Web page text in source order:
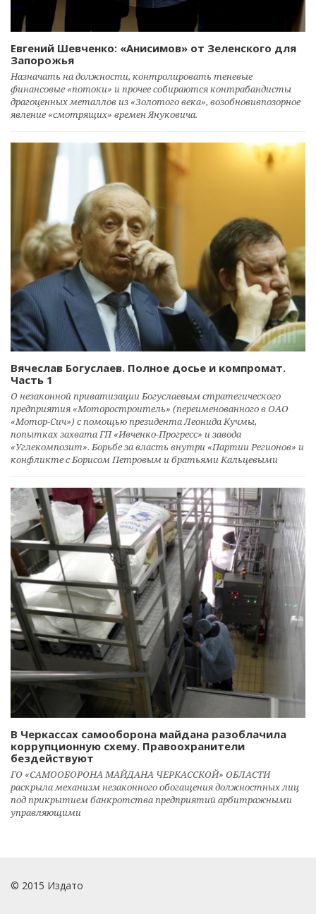
Евгений Шевченко: «Анисимов» от Зеленского для
Запорожья
Назначать на должности, контролировать теневые
финансовые «потоки» и прочее собираются контрабандисты
драгоценных металлов из «Золотого века», возобновивпозорное
явление «смотрящих» времен Януковича.
Вячеслав Богуслаев. Полное досье и компромат.
Часть 1
О незаконной приватизации Богуслаевым стратегического
предприятия «Моторостроитель» (переименованного в ОАО
«Мотор-Сич») с помощью президента Леонида Кучмы,
попытках захвата ГП «Ивченко-Прогресс» и завода
«Углекомпозит». Борьбе за власть внутри «Партии Регионов» и
конфликте с Борисом Петровым и братьями Кальцевыми
В Черкассах самооборона майдана разоблачила
коррупционную схему. Правоохранители
бездействуют
ГО «САМООБОРОНА МАЙДАНА ЧЕРКАССКОЙ» ОБЛАСТИ
раскрыла механизм незаконного обогащения должностных лиц
под прикрытием банкротства предприятий арбитражными
управляющими
© 2015 Издато